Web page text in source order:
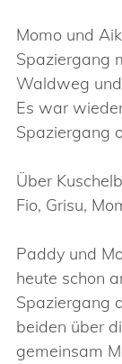
Momo und
Spaziergang
Waldweg und
Es war
Spaziergang
Über
Fio, Grisu,
Paddy und
heute schon
Spaziergang
beiden über
gemeinsam